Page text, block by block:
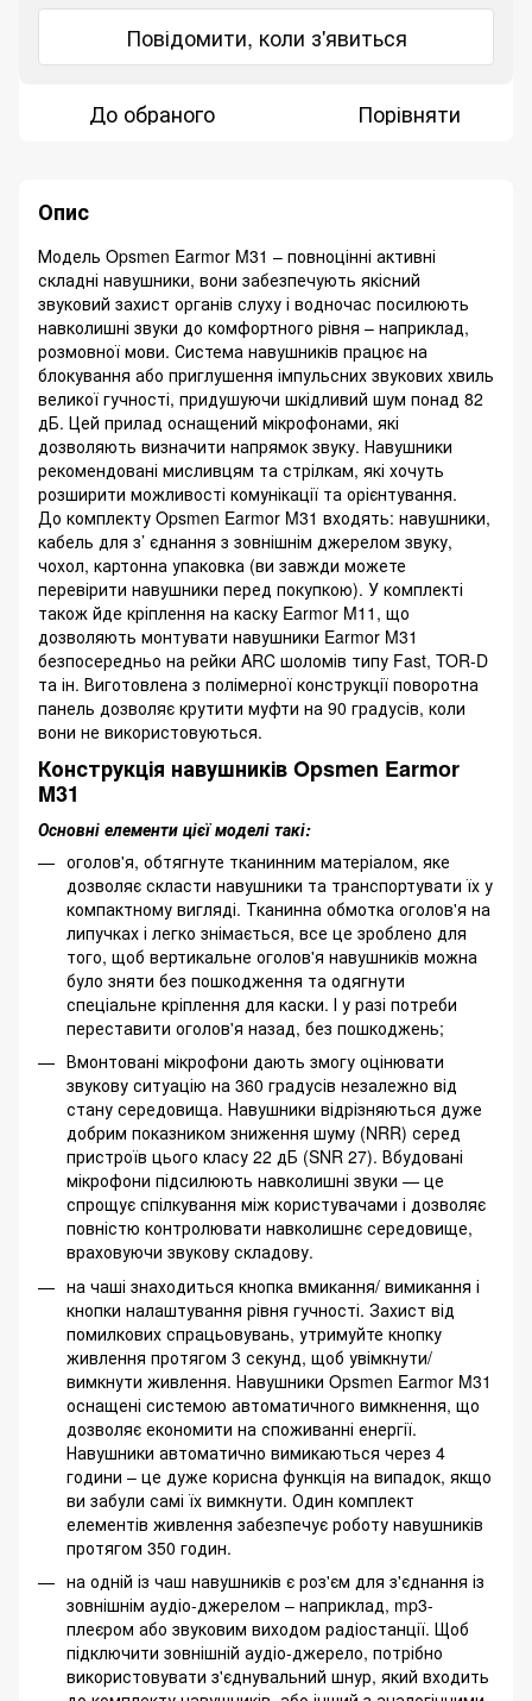
Повідомити, коли з'явиться
До обраного Порівняти
Опис
Модель Opsmen Earmor M31 – повноцінні активні
складні навушники, вони забезпечують якісний
звуковий захист органів слуху і водночас посилюють
навколишні звуки до комфортного рівня – наприклад,
розмовної мови. Система навушників працює на
блокування або приглушення імпульсних звукових хвиль
великої гучності, придушуючи шкідливий шум понад 82
дБ. Цей прилад оснащений мікрофонами, які
дозволяють визначити напрямок звуку. Навушники
рекомендовані мисливцям та стрілкам, які хочуть
розширити можливості комунікації та орієнтування.
До комплекту Opsmen Earmor M31 входять: навушники,
кабель для з’ єднання з зовнішнім джерелом звуку,
чохол, картонна упаковка (ви завжди можете
перевірити навушники перед покупкою). У комплекті
також йде кріплення на каску Earmor M11, що
дозволяють монтувати навушники Earmor M31
безпосередньо на рейки ARC шоломів типу Fast, TOR-D
та ін. Виготовлена ​​з полімерної конструкції поворотна
панель дозволяє крутити муфти на 90 градусів, коли
вони не використовуються.
Конструкція навушників Opsmen Earmor
M31
Основні елементи цієї моделі такі:
оголов'я, обтягнуте тканинним матеріалом, яке
дозволяє скласти навушники та транспортувати їх у
компактному вигляді. Тканинна обмотка оголов'я на
липучках і легко знімається, все це зроблено для
того, щоб вертикальне оголов'я навушників можна
було зняти без пошкодження та одягнути
спеціальне кріплення для каски. І у разі потреби
переставити оголов'я назад, без пошкоджень;
Вмонтовані мікрофони дають змогу оцінювати
звукову ситуацію на 360 градусів незалежно від
стану середовища. Навушники відрізняються дуже
добрим показником зниження шуму (NRR) серед
пристроїв цього класу 22 дБ (SNR 27). Вбудовані
мікрофони підсилюють навколишні звуки — це
спрощує спілкування між користувачами і дозволяє
повністю контролювати навколишнє середовище,
враховуючи звукову складову.
на чаші знаходиться кнопка вмикання/ вимикання і
кнопки налаштування рівня гучності. Захист від
помилкових спрацьовувань, утримуйте кнопку
живлення протягом 3 секунд, щоб увімкнути/
вимкнути живлення. Навушники Opsmen Earmor M31
оснащені системою автоматичного вимкнення, що
дозволяє економити на споживанні енергії.
Навушники автоматично вимикаються через 4
години – це дуже корисна функція на випадок, якщо
ви забули самі їх вимкнути. Один комплект
елементів живлення забезпечує роботу навушників
протягом 350 годин.
на одній із чаш навушників є роз'єм для з'єднання із
зовнішнім аудіо-джерелом – наприклад, mp3-
плеєром або звуковим виходом радіостанції. Щоб
підключити зовнішній аудіо-джерело, потрібно
використовувати з'єднувальний шнур, який входить